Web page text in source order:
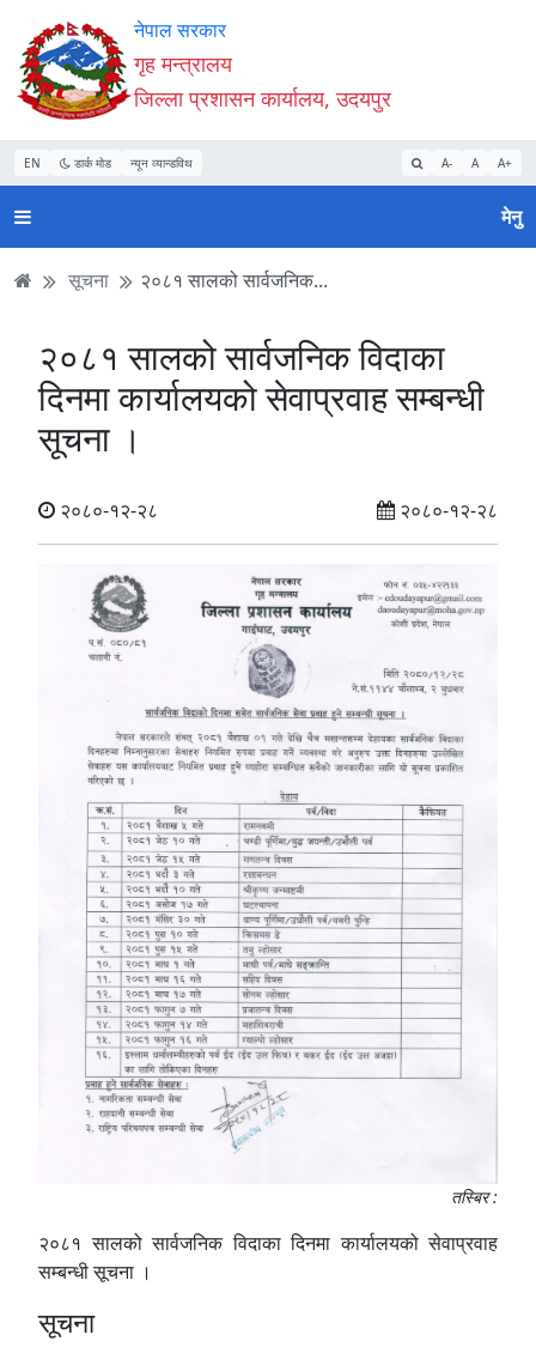
Accessibility
Mode
सुरु
गर्नुहोस्
सामाग्री
पढ्नुहाेस्
नेभिगेसन
पढ्नुहाेस्
वेबसाइट
खोजमा
जानुहोस्
नेपाल सरकार
गृह मन्त्रालय
जिल्ला प्रशासन कार्यालय, उदयपुर
EN डार्क मोड न्यून व्यान्डविथ A- A A+
मेनु
सूचना २०८१ सालको सार्वजनिक...
२०८१ सालको सार्वजनिक विदाका
दिनमा कार्यालयको सेवाप्रवाह सम्बन्धी
सूचना ।
२०८०-१२-२८ २०८०-१२-२८
तस्बिर :
२०८१ सालको सार्वजनिक विदाका दिनमा कार्यालयको सेवाप्रवाह
सम्बन्धी सूचना ।
सूचना